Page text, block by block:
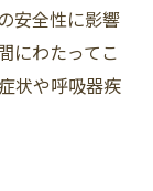
安全性に影響
にわたってこ
状や呼吸器疾